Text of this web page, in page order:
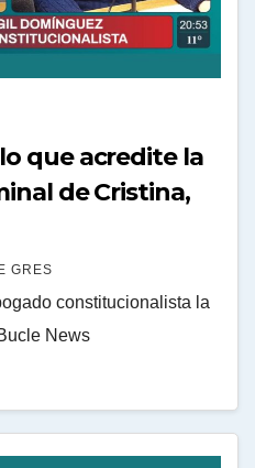
que acredite la
de Cristina,
GRES
constitucionalista la
News